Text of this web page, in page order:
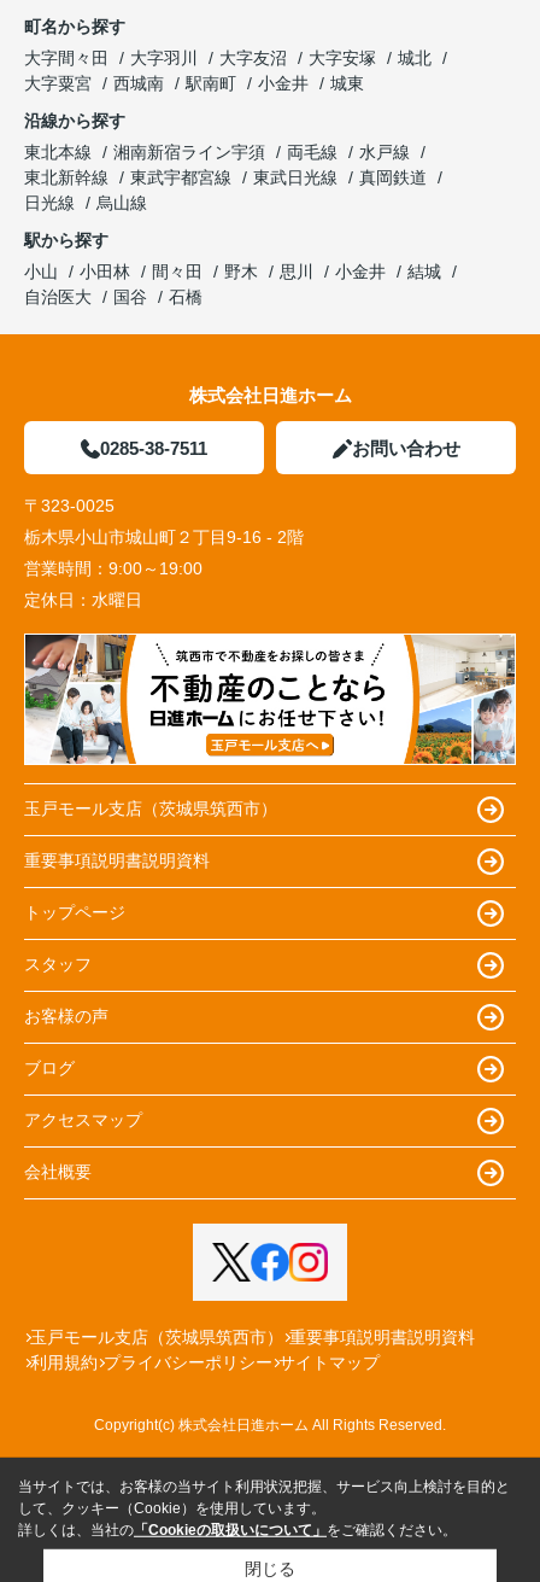
町名から探す
大字間々田
大字羽川 大字友沼 大字安塚
城北
大字粟宮
西城南 駅南町 小金井
城東
沿線から探す
東北本線
湘南新宿ライン宇須 両毛線
水戸線
東北新幹線
東武宇都宮線 東武日光線
真岡鉄道
日光線
烏山線
駅から探す
小山
小田林 間々田 野木 思川 小金井
結城
自治医大
国谷 石橋
株式会社日進ホーム
0285-38-7511 お問い合わせ
〒323-0025
栃木県小山市城山町２丁目9-16 - 2階
営業時間： 9:00～19:00
定休日： 水曜日
玉戸モール支店（茨城県筑西市）
重要事項説明書説明資料
トップページ
スタッフ
お客様の声
ブログ
アクセスマップ
会社概要
玉戸モール支店（茨城県筑西市）
重要事項説明書説明資料
利用規約 プライバシーポリシー サイトマップ
Copyright(c) 株式会社日進ホーム All Rights Reserved.
当サイトでは、お客様の当サイト利用状況把握、サービス向上検討を目的と
して、クッキー（Cookie）を使用しています。
詳しくは、当社の 「Cookieの取扱いについて」 をご確認ください。
閉じる